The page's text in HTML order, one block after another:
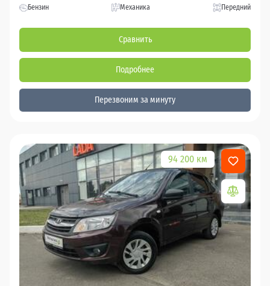
Бензин Механика Передний
Сравнить
Подробнее
Перезвоним за минуту
94 200 км